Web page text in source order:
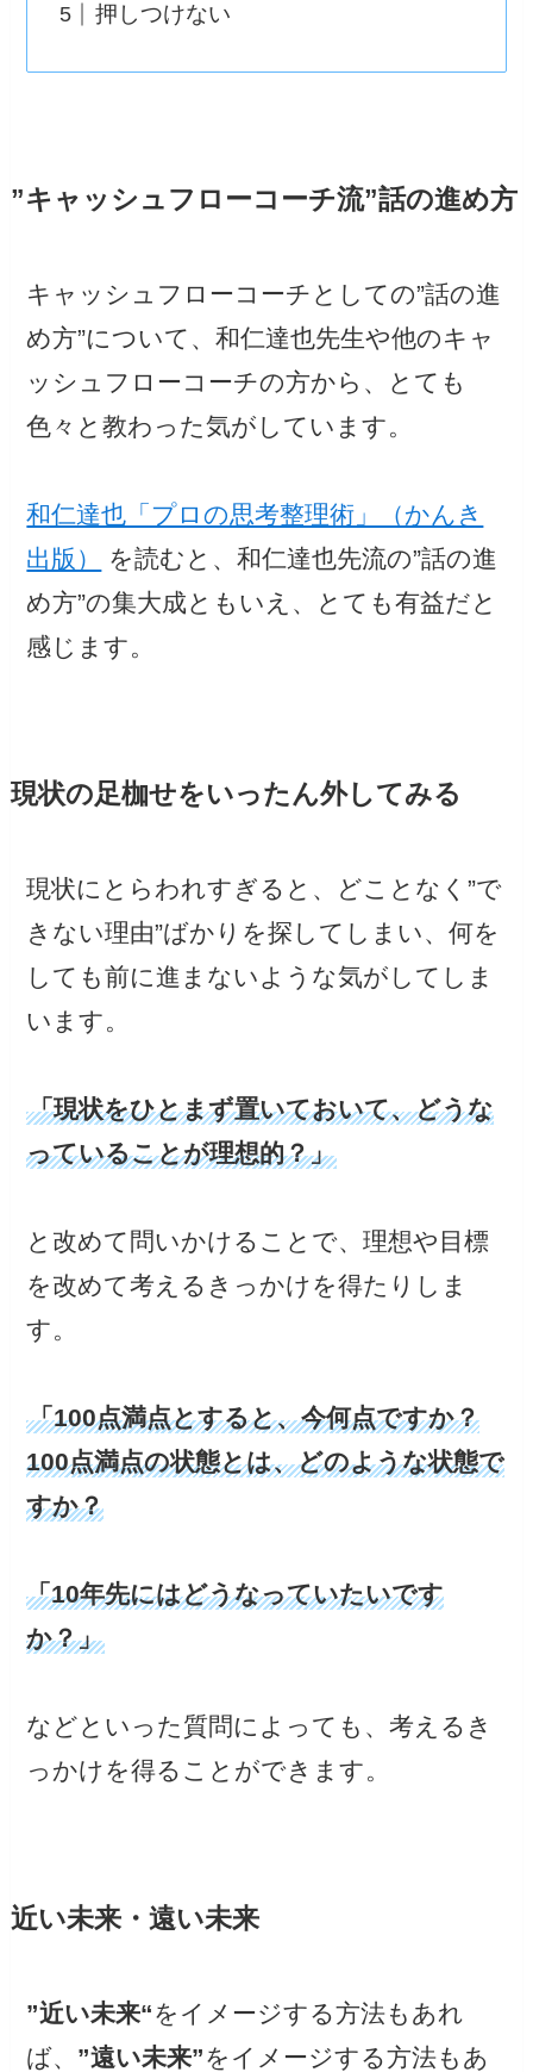
押しつけない
”キャッシュフローコーチ流”話の進め方
キャッシュフローコーチとしての”話の進
め方”について、和仁達也先生や他のキャ
ッシュフローコーチの方から、とても
色々と教わった気がしています。
和仁達也「プロの思考整理術」（かんき
出版）
を読むと、和仁達也先流の”話の進
め方”の集大成ともいえ、とても有益だと
感じます。
現状の足枷せをいったん外してみる
現状にとらわれすぎると、どことなく”で
きない理由”ばかりを探してしまい、何を
しても前に進まないような気がしてしま
います。
「現状をひとまず置いておいて、どうな
っていることが理想的？」
と改めて問いかけることで、理想や目標
を改めて考えるきっかけを得たりしま
す。
「100点満点とすると、今何点ですか？
100点満点の状態とは、どのような状態で
すか？
「10年先にはどうなっていたいです
か？」
などといった質問によっても、考えるき
っかけを得ることができます。
近い未来・遠い未来
”近い未来“をイメージする方法もあれ
ば、 ”遠い未来”をイメージする方法もあ